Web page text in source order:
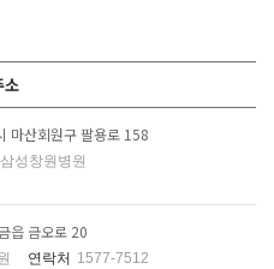
소
마산회원구 팔용로 158
성창원병원
읍 금오로 20
연락처 1577-7512